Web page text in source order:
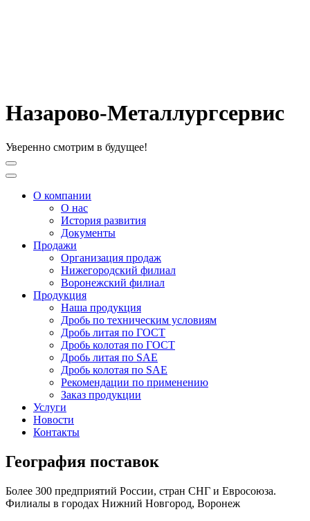
Назарово-Металлургсервис
Уверенно смотрим в будущее!
О компании
О нас
История развития
Документы
Продажи
Организация продаж
Нижегородский филиал
Воронежский филиал
Продукция
Наша продукция
Дробь по техническим условиям
Дробь литая по ГОСТ
Дробь колотая по ГОСТ
Дробь литая по SAE
Дробь колотая по SAE
Рекомендации по применению
Заказ продукции
Услуги
Новости
Контакты
География поставок
Более 300 предприятий России, стран СНГ и Евросоюза.
Филиалы в городах Нижний Новгород, Воронеж